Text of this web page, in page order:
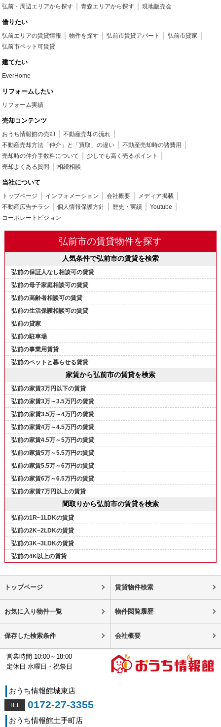
弘前・周辺エリアから探す
青森エリアから探す 現地販売会
借りたい
弘前エリアの賃貸情報 物件を探す 弘前市賃貸アパート
弘前市貸家
弘前市ペット可賃貸
建てたい
EverHome
リフォームしたい
リフォーム実績
売却コンテンツ
おうち情報館の売却
不動産売却の流れ
不動産売却方法「仲介」と「買取」の違い
不動産売却時の諸費用
売却時の仲介手数料について
少しでも高く売るポイント
売却よくある質問
相続相談
当社について
トップページ インフォメーション 会社概要
メディア掲載
不動産広告チラシ
個人情報保護方針 歴史・実績
Youtube
コーポレートビジョン
弘前市の賃貸物件を探す
人気条件で弘前市の賃貸を検索
弘前の保証人なし相談可の賃貸
弘前の母子家庭相談可の賃貸
弘前の高齢者相談可の賃貸
弘前の生活保護相談可の賃貸
弘前の貸家
弘前の駐車場
弘前の事業用賃貸
弘前のペットと暮らせる賃貸
家賃から弘前市の賃貸を検索
弘前の家賃3万円以下の賃貸
弘前の家賃3万～3.5万円の賃貸
弘前の家賃3.5万～4万円の賃貸
弘前の家賃4万～4.5万円の賃貸
弘前の家賃4.5万～5万円の賃貸
弘前の家賃5万～5.5万円の賃貸
弘前の家賃5.5万～6万円の賃貸
弘前の家賃6万～6.5万円の賃貸
弘前の家賃7万円以上の賃貸
間取りから弘前市の賃貸を検索
弘前の1R~1LDKの賃貸
弘前の2K~2LDKの賃貸
弘前の3K~3LDKの賃貸
弘前の4K以上の賃貸
トップページ 賃貸物件検索
お気に入り物件一覧 物件閲覧履歴
保存した検索条件 会社概要
営業時間 10:00～18:00
定休日 水曜日・祝祭日
おうち情報館城東店
0172-27-3355
おうち情報館土手町店